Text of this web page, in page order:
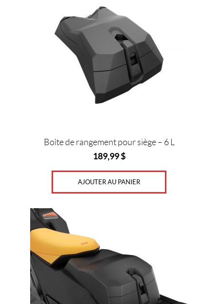
Boìte de rangement pour siège – 6 L
189,99$
AJOUTER AU PANIER